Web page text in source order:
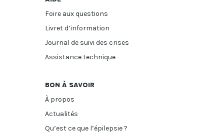
Foire aux questions
Livret d’information
Journal de suivi des crises
Assistance technique
BON À SAVOIR
À propos
Actualités
Qu’est ce que l’épilepsie ?